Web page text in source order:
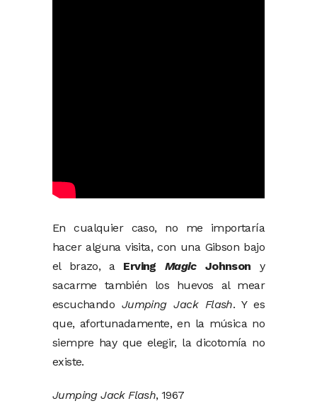
En cualquier caso, no me importaría
hacer alguna visita, con una Gibson bajo
el brazo, a Erving MagicJohnson y
sacarme también los huevos al mear
escuchando Jumping Jack Flash. Y es
que, afortunadamente, en la música no
siempre hay que elegir, la dicotomía no
existe.
Jumping Jack Flash, 1967